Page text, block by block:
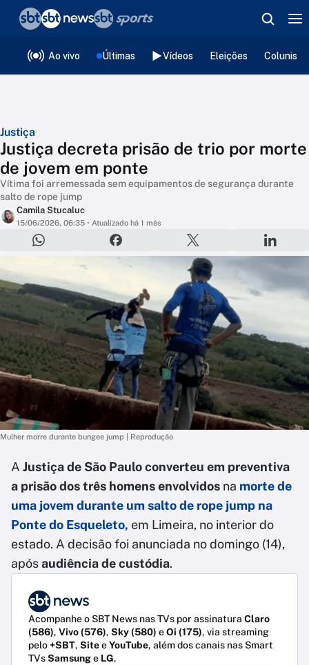
Ao vivo Últimas Vídeos Eleições
Justiça
Justiça decreta prisão de trio por morte
de jovem em ponte
Vítima foi arremessada sem equipamentos de segurança durante
salto de rope jump
Camila Stucaluc
15/06/2026, 06:35 • Atualizado há 1 mês
Mulher morre durante bungee jump | Reprodução
A Justiça de São Paulo converteu em preventiva
a prisão dos três homens envolvidos na morte de
uma jovem durante um salto de rope jump na
Ponte do Esqueleto, em Limeira, no interior do
estado. A decisão foi anunciada no domingo (14),
apósaudiência de custódia.
Acompanhe o SBT News nas TVs por assinatura Claro
(586), Vivo (576), Sky (580) eOi (175), via streaming
pelo+SBT, SiteeYouTube, além dos canais nas Smart
TVsSamsunge LG.
❮voltar
Editorias